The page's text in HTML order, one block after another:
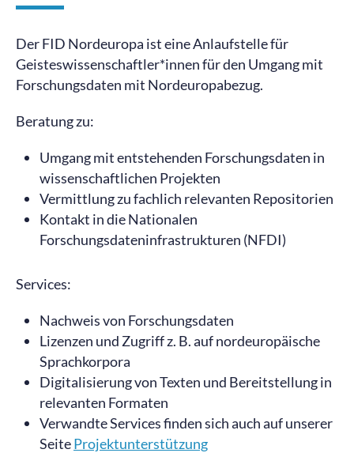
Der FID Nordeuropa ist eine Anlaufstelle für
Geisteswissenschaftler*innen für den Umgang mit
Forschungsdaten mit Nordeuropabezug.
Beratung zu:
Umgang mit entstehenden Forschungsdaten in
wissenschaftlichen Projekten
Vermittlung zu fachlich relevanten Repositorien
Kontakt in die Nationalen
Forschungsdateninfrastrukturen (NFDI)
Services:
Nachweis von Forschungsdaten
Lizenzen und Zugriff z. B. auf nordeuropäische
Sprachkorpora
Digitalisierung von Texten und Bereitstellung in
relevanten Formaten
Verwandte Services finden sich auch auf unserer
SeiteProjektunterstützung